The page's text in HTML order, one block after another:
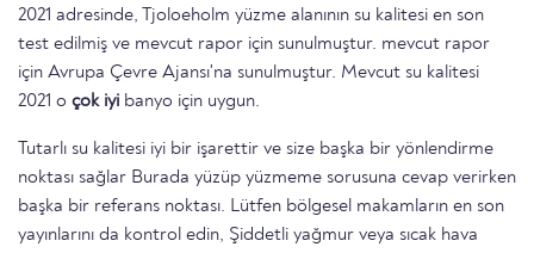
2021 adresinde, Tjoloeholm yüzme alanının su kalitesi en son
test edilmiş ve mevcut rapor için sunulmuştur. mevcut rapor
için Avrupa Çevre Ajansı'na sunulmuştur. Mevcut su kalitesi
2021 o çok iyi banyo için uygun.
Tutarlı su kalitesi iyi bir işarettir ve size başka bir yönlendirme
noktası sağlar Burada yüzüp yüzmeme sorusuna cevap verirken
başka bir referans noktası. Lütfen bölgesel makamların en son
yayınlarını da kontrol edin, Şiddetli yağmur veya sıcak hava